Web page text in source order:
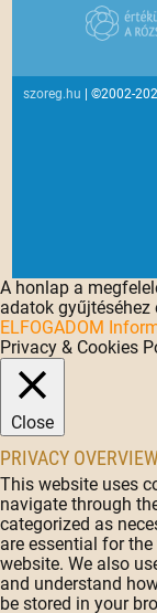
szoreg.hu | ©2002-
A honlap a
adatok gyűjtéséhez
ELFOGADOM
Privacy & Cookies
Close
PRIVACY OVERVIEW
This website uses
navigate through
categorized as
are essential for
website. We also
and understand
be stored in your